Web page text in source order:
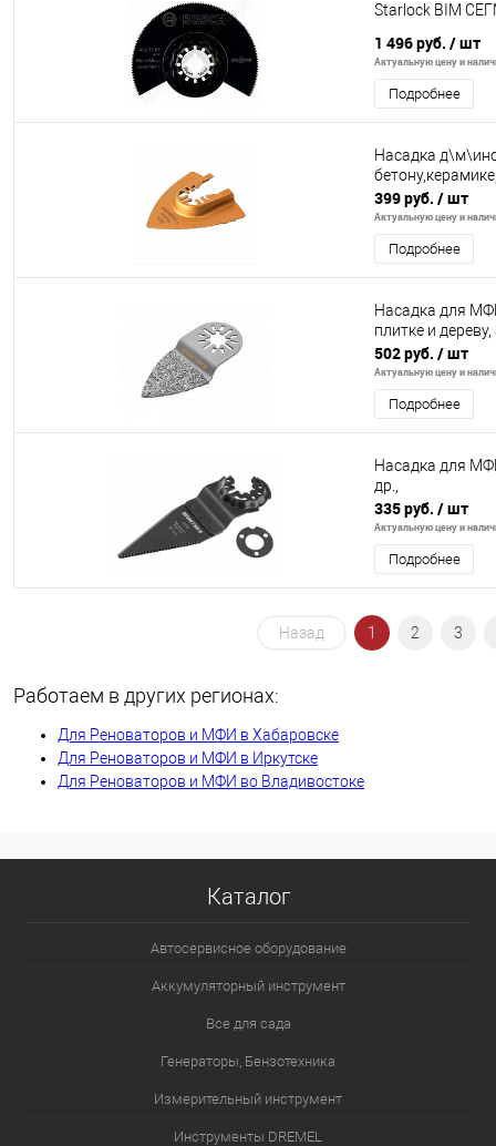
Starlock BIM
1 496 руб. / шт
Актуальную цену и
Подробнее
Насадка
399 руб. / шт
Актуальную цену и
Подробнее
Насадка для
плитке и
502 руб. / шт
Актуальную цену и
Подробнее
Насадка для
др.,
335 руб. / шт
Актуальную цену и
Подробнее
Назад 1 2 3
Работаем в других регионах:
Для Реноваторов и МФИ в Хабаровске
Для Реноваторов и МФИ в Иркутске
Для Реноваторов и МФИ во Владивостоке
Каталог
Автосервисное оборудование
Аккумуляторный инструмент
Все для сада
Генераторы, Бензотехника
Измерительный инструмент
Инструменты DREMEL